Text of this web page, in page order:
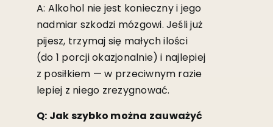
A: Alkohol nie jest konieczny i jego
nadmiar szkodzi mózgowi. Jeśli już
pijesz, trzymaj się małych ilości
(do 1 porcji okazjonalnie) i najlepiej
z posiłkiem — w przeciwnym razie
lepiej z niego zrezygnować.
Q: Jak szybko można zauważyć